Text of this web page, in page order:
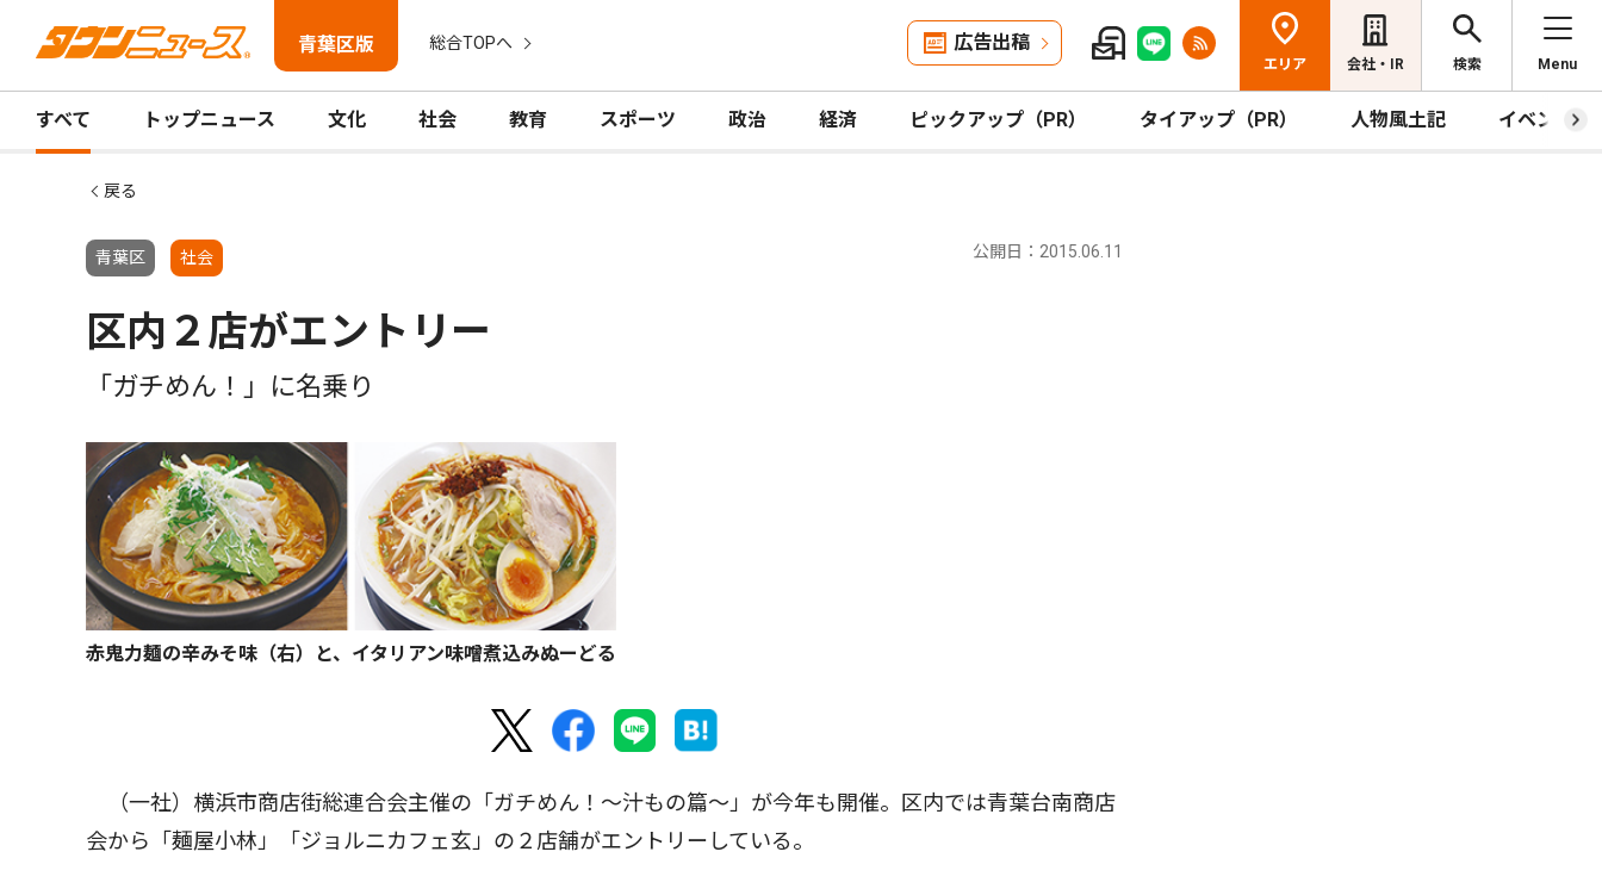
青葉区版 総合TOPへ 広告出稿
エリア 会社・IR 検索 Menu
すべて トップニュース 文化 社会 教育 スポーツ 政治 経済 ピックアップ（PR） タイアップ（PR） 人物風土記 イベント
戻る
青葉区 社会 公開日：2015.06.11
区内２店がエントリー
「ガチめん！」に名乗り
赤鬼力麺の辛みそ味（右）と、イタリアン味噌煮込みぬーどる
（一社）横浜市商店街総連合会主催の「ガチめん！〜汁もの篇〜」が今年も開催。区内では青葉台南商店
会から「麺屋小林」「ジョルニカフェ玄」の２店舗がエントリーしている。